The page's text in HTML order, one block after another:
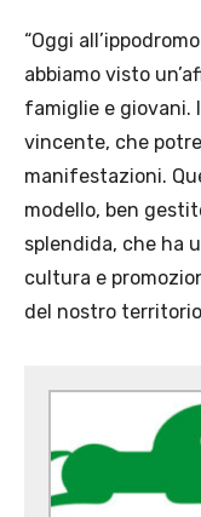
“Oggi
abbiamo visto
famiglie e giovani.
vincente, che
manifestazioni.
modello, ben
splendida, che ha
cultura e
del nostro